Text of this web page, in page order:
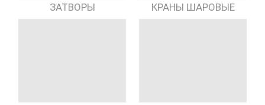
ЗАТВОРЫ КРАНЫ ШАРОВЫЕ